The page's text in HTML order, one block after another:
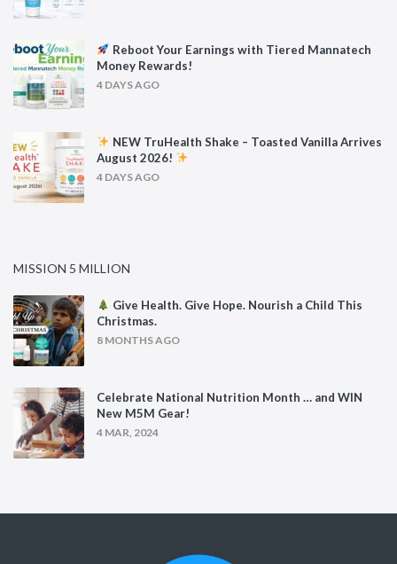
Reboot Your Earnings with Tiered Mannatech
Money Rewards!
4 DAYS AGO
NEW TruHealth Shake – Toasted Vanilla Arrives
August 2026!
4 DAYS AGO
MISSION 5 MILLION
Give Health. Give Hope. Nourish a Child This
Christmas.
8 MONTHS AGO
Celebrate National Nutrition Month … and WIN
New M5M Gear!
4 MAR, 2024